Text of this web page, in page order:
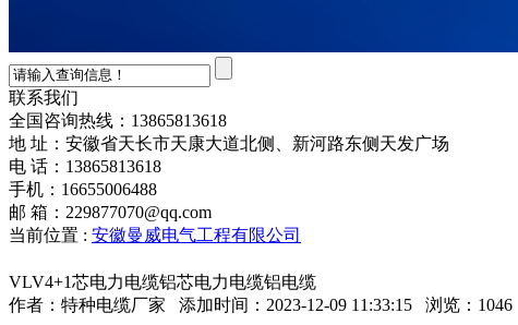
联系我们
全国咨询热线： 13865813618
地 址：安徽省天长市天康大道北侧、新河路东侧天发广场
电 话：13865813618
手机：16655006488
邮 箱：229877070@qq.com
当前位置 : 安徽曼威电气工程有限公司
VLV4+1芯电力电缆铝芯电力电缆铝电缆
作者： 特种电缆厂家 添加时间：2023-12-09 11:33:15 浏览： 1046